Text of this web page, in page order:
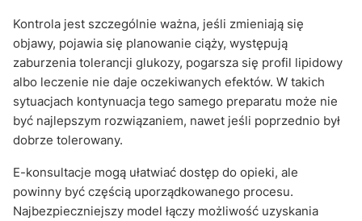
Kontrola jest szczególnie ważna, jeśli zmieniają się
objawy, pojawia się planowanie ciąży, występują
zaburzenia tolerancji glukozy, pogarsza się profil lipidowy
albo leczenie nie daje oczekiwanych efektów. W takich
sytuacjach kontynuacja tego samego preparatu może nie
być najlepszym rozwiązaniem, nawet jeśli poprzednio był
dobrze tolerowany.
E-konsultacje mogą ułatwiać dostęp do opieki, ale
powinny być częścią uporządkowanego procesu.
Najbezpieczniejszy model łączy możliwość uzyskania